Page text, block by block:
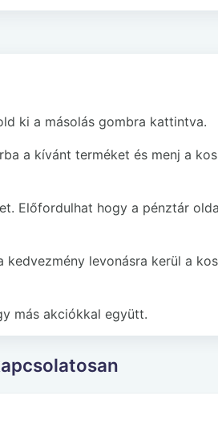
ki a másolás gombra kattintva.
a kívánt terméket és menj a
Előfordulhat hogy a pénztár
levonásra kerül a
más akciókkal együtt.